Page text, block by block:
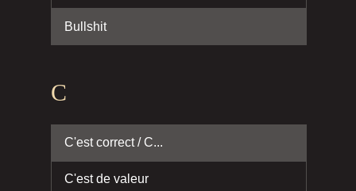
Bullshit
C
C'est correct / C...
C'est de valeur